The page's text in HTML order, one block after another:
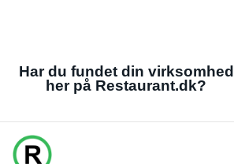
Har du fundet din virksomhed
her på Restaurant.dk?